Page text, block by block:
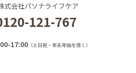
式会社パソナライフケア
121-767
17:00（土日祝・年末年始を除く）